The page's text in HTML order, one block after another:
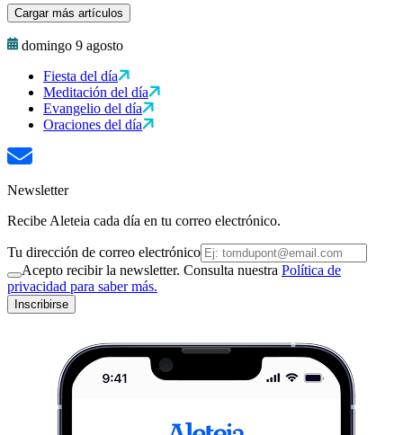
Cargar más artículos
domingo 9 agosto
Fiesta del día
Meditación del día
Evangelio del día
Oraciones del día
Newsletter
Recibe Aleteia cada día en tu correo electrónico.
Tu dirección de correo electrónico
Acepto recibir la newsletter. Consulta nuestra Política de
privacidad para saber más.
Inscribirse